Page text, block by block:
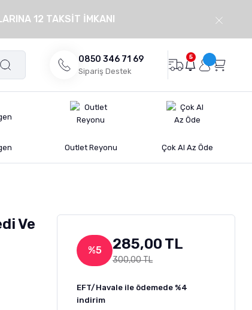
12 TAKSİT İMKANI
0850 346 71 69
Sipariş Destek
5
Outlet Reyonu Çok Al Az Öde
Ve
%5 285,00 TL
300,00 TL
EFT/Havale ile ödemede %4
indirim